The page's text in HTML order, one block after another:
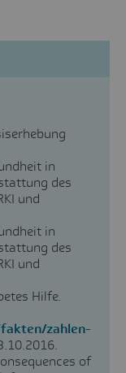
in
des
und
in
des
und
Hilfe.
zahlen-
of